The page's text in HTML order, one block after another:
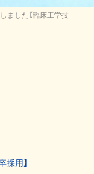
ました【臨床工学技
採用】